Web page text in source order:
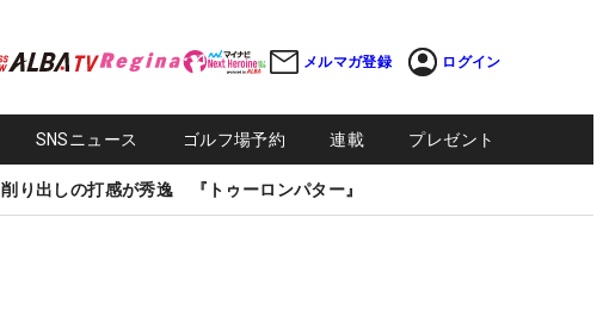
メルマガ登録 ログイン
SNSニュース ゴルフ場予約 連載 プレゼント
削り出しの打感が秀逸 『トゥーロンパター』